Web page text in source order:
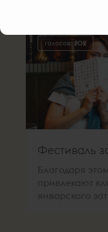
голосов:202
Фестиваль
Благодаря
привлекают
январского